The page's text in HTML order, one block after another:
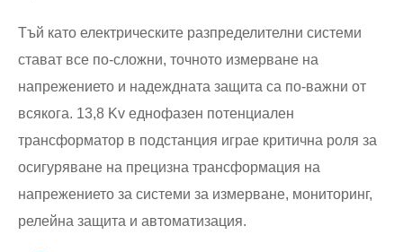
Тъй като електрическите разпределителни системи
стават все по-сложни, точното измерване на
напрежението и надеждната защита са по-важни от
всякога. 13,8 Kv еднофазен потенциален
трансформатор в подстанция играе критична роля за
осигуряване на прецизна трансформация на
напрежението за системи за измерване, мониторинг,
релейна защита и автоматизация.